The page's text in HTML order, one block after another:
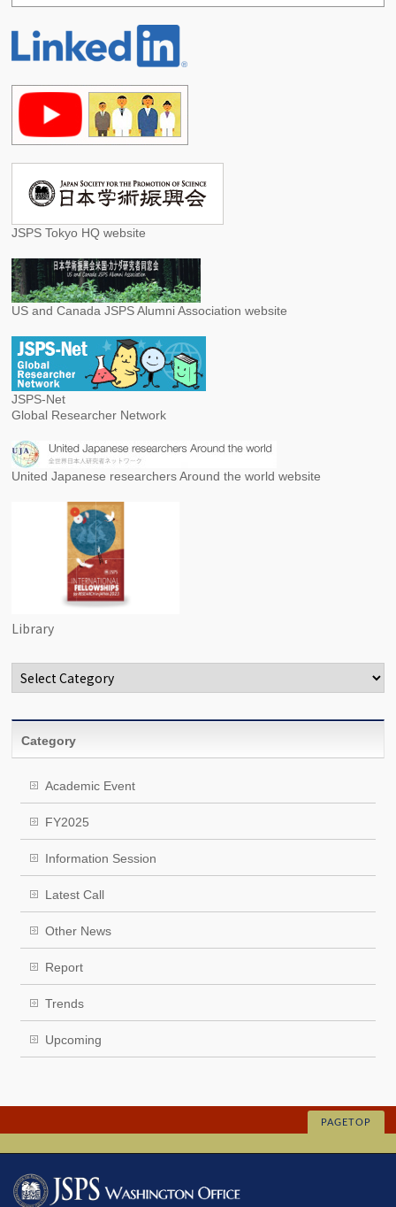
JSPS Tokyo HQ website
US and Canada JSPS Alumni Association website
JSPS-Net
Global Researcher Network
United Japanese researchers Around the world website
Library
Categories
Category
Academic Event
FY2025
Information Session
Latest Call
Other News
Report
Trends
Upcoming
PAGETOP